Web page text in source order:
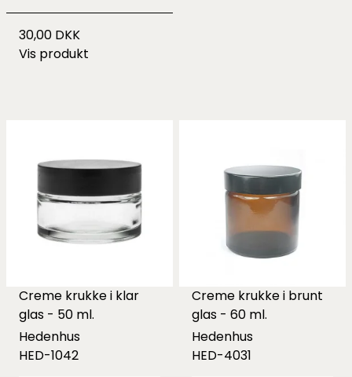
30,00 DKK
Vis produkt
Creme krukke i klar
glas - 50 ml.
Hedenhus
HED-1042
Creme krukke i brunt
glas - 60 ml.
Hedenhus
HED-4031